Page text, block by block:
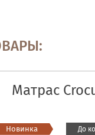
Матрас
До
Новинка